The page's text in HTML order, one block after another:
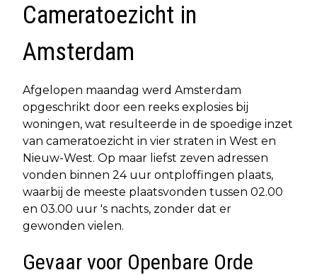
Cameratoezicht in
Amsterdam
Afgelopen maandag werd Amsterdam
opgeschrikt door een reeks explosies bij
woningen, wat resulteerde in de spoedige inzet
van cameratoezicht in vier straten in West en
Nieuw-West. Op maar liefst zeven adressen
vonden binnen 24 uur ontploffingen plaats,
waarbij de meeste plaatsvonden tussen 02.00
en 03.00 uur 's nachts, zonder dat er
gewonden vielen.
Gevaar voor Openbare Orde